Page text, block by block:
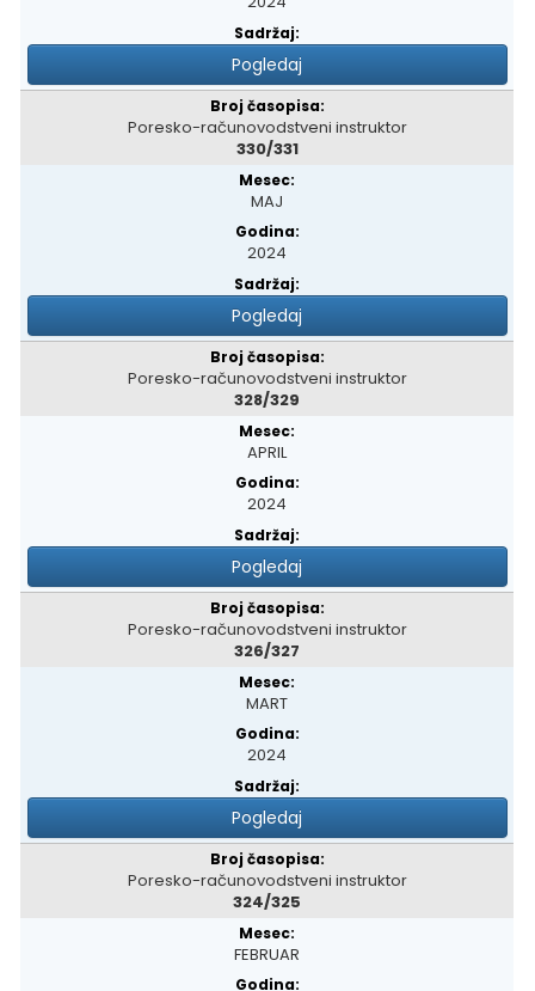
Pogledaj
Poresko-računovodstveni instruktor
330/331
MAJ
2024
Pogledaj
Poresko-računovodstveni instruktor
328/329
APRIL
2024
Pogledaj
Poresko-računovodstveni instruktor
326/327
MART
2024
Pogledaj
Poresko-računovodstveni instruktor
324/325
FEBRUAR